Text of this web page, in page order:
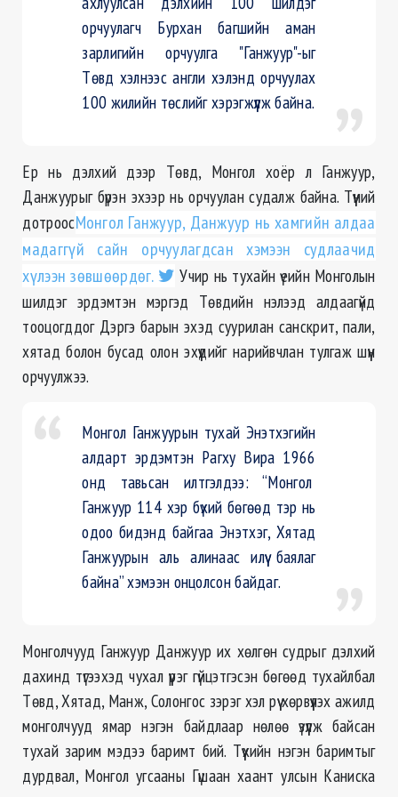
орчуулагч Бурхан багшийн аман
зарлигийн орчуулга "Ганжуур"-ыг
Төвд хэлнээс англи хэлэнд орчуулах
100 жилийн төслийг хэрэгжүүлж байна.
Ер нь дэлхий дээр Төвд, Монгол хоёр л Ганжуур,
Данжуурыг бүрэн эхээр нь орчуулан судалж байна. Түүний
дотроосМонгол Ганжуур, Данжуур нь хамгийн алдаа
мадаггүй сайн орчуулагдсан хэмээн судлаачид
хүлээн зөвшөөрдөг.
Учир нь тухайн үеийн Монголын
шилдэг эрдэмтэн мэргэд Төвдийн нэлээд алдаагүйд
тооцогддог Дэргэ барын эхэд суурилан санскрит, пали,
хятад болон бусад олон эхүүдийг нарийвчлан тулгаж шүүн
орчуулжээ.
Монгол Ганжуурын тухай Энэтхэгийн
алдарт эрдэмтэн Рагху Вира 1966
онд тавьсан илтгэлдээ: “Монгол
Ганжуур 114 хэр бүхий бөгөөд тэр нь
одоо бидэнд байгаа Энэтхэг, Хятад
Ганжуурын аль алинаас илүү баялаг
байна” хэмээн онцолсон байдаг.
Монголчууд Ганжуур Данжуур их хөлгөн судрыг дэлхий
дахинд түгээхэд чухал үүрэг гүйцэтгэсэн бөгөөд тухайлбал
Төвд, Хятад, Манж, Солонгос зэрэг хэл рүү хөрвүүлэх ажилд
монголчууд ямар нэгэн байдлаар нөлөө үзүүлж байсан
тухай зарим мэдээ баримт бий. Түүхийн нэгэн баримтыг
дурдвал, Монгол угсааны Гүшаан хаант улсын Каниска